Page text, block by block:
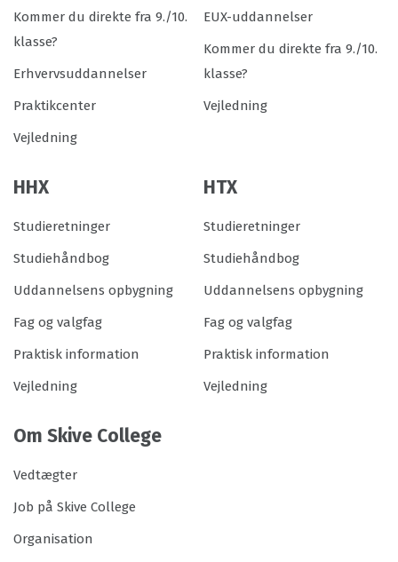
Kommer du direkte fra 9./10.
klasse?
Erhvervsuddannelser
Praktikcenter
Vejledning
EUX-uddannelser
Kommer du direkte fra 9./10.
klasse?
Vejledning
HHX
Studieretninger
Studiehåndbog
Uddannelsens opbygning
Fag og valgfag
Praktisk information
Vejledning
HTX
Studieretninger
Studiehåndbog
Uddannelsens opbygning
Fag og valgfag
Praktisk information
Vejledning
Om Skive College
Vedtægter
Job på Skive College
Organisation